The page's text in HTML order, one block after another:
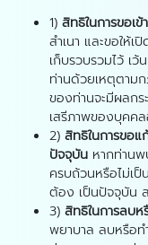
1) สิทธิในการขอเ
สำเนา และขอให้
เก็บรวบรวมไว้ เ
ท่านด้วยเหตุตาม
ของท่านจะมีผลกร
เสรีภาพของบุคค
2) สิทธิในการขอ
ปัจจุบัน หากท่าน
ครบถ้วนหรือไม่เ
ต้อง เป็นปัจจุบัน
3) สิทธิในการลบ
พยาบาล ลบหรือ